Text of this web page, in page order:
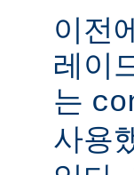
이전
레이
는
사용